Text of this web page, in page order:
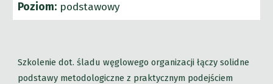
Poziom: podstawowy
Szkolenie dot. śladu węglowego organizacji łączy solidne
podstawy metodologiczne z praktycznym podejściem